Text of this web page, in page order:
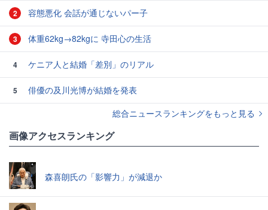
2 容態悪化 会話が通じないパー子
3 体重62kg→82kgに 寺田心の生活
4 ケニア人と結婚「差別」のリアル
5
俳優の及川光博が結婚を発表
総合ニュースランキングをもっと見る
画像アクセスランキング
森喜朗氏の「影響力」が減退か